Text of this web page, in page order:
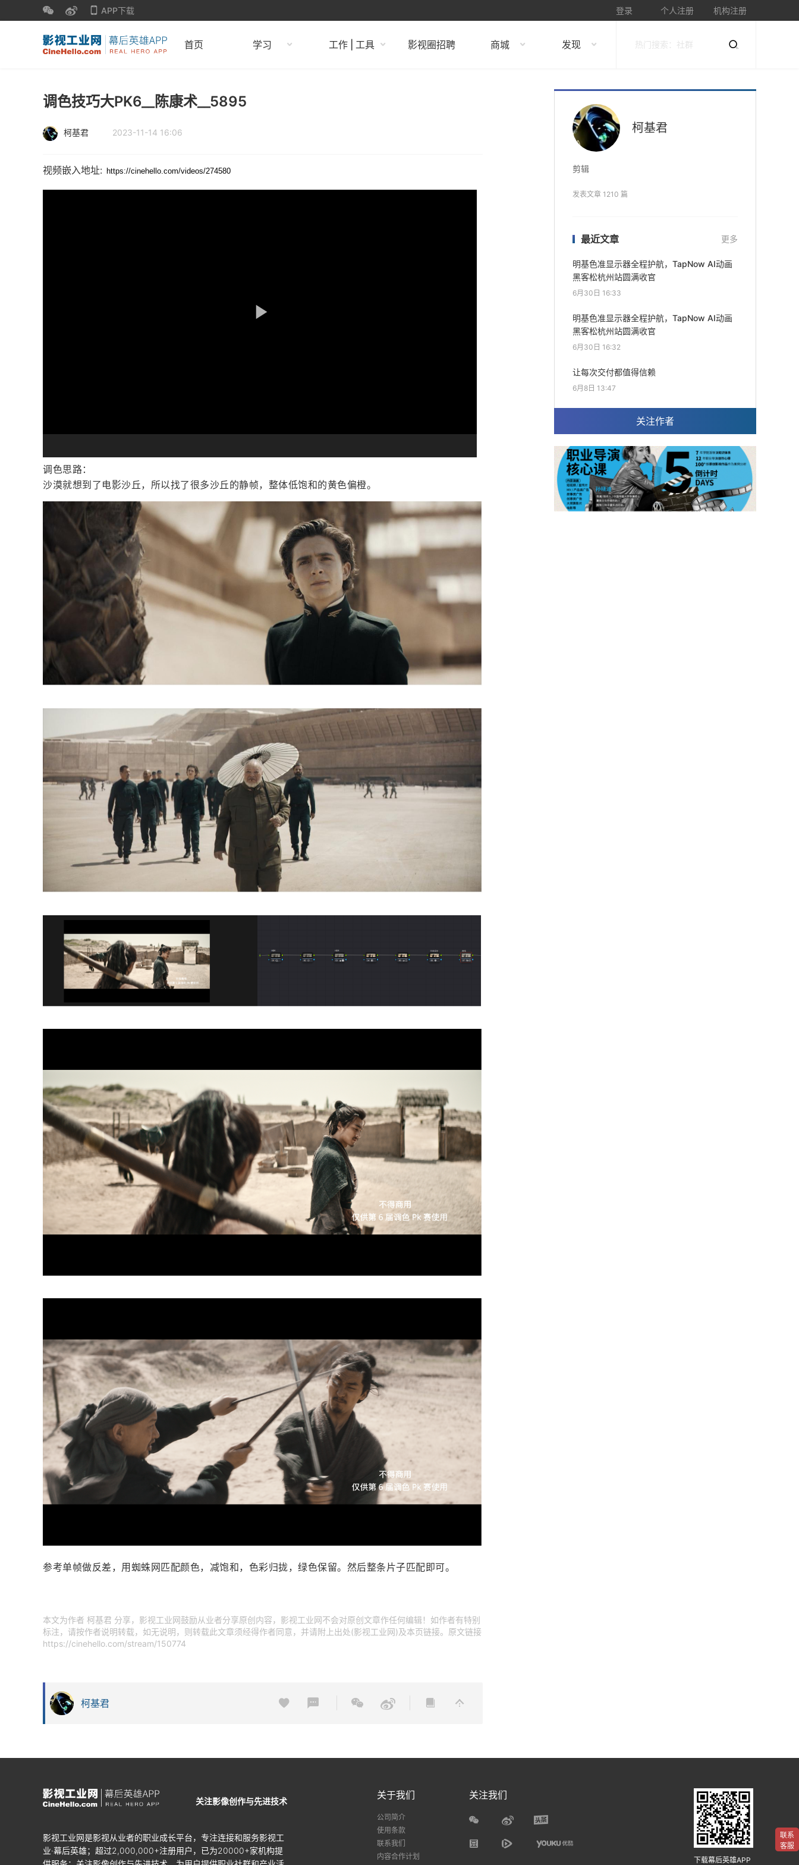
APP下载 登录 个人注册 机构注册
首页 学习 工作 | 工具 影视圈招聘 商城 发现
调色技巧大PK6__陈康术__5895
柯基君 2023-11-14 16:06
视频嵌入地址:
调色思路：
沙漠就想到了电影沙丘，所以找了很多沙丘的静帧，整体低饱和的黄色偏橙。
参考单帧做反差，用蜘蛛网匹配颜色，减饱和，色彩归拢，绿色保留。然后整条片子匹配即可。
本文为作者 柯基君 分享，影视工业网鼓励从业者分享原创内容，影视工业网不会对原创文章作任何编辑！如作者有特别
标注，请按作者说明转载，如无说明，则转载此文章须经得作者同意，并请附上出处(影视工业网)及本页链接。原文链接
https://cinehello.com/stream/150774
柯基君
柯基君
剪辑
发表文章 1210 篇
最近文章 更多
明基色准显示器全程护航，TapNow AI动画
黑客松杭州站圆满收官
6月30日 16:33
明基色准显示器全程护航，TapNow AI动画
黑客松杭州站圆满收官
6月30日 16:32
让每次交付都值得信赖
6月8日 13:47
关注作者
联系
客服
关注影像创作与先进技术
影视工业网是影视从业者的职业成长平台，专注连接和服务影视工
业·幕后英雄；超过2,000,000+注册用户，已为20000+家机构提
关于我们
公司简介
使用条款
联系我们
内容合作计划
关注我们
下载幕后英雄APP